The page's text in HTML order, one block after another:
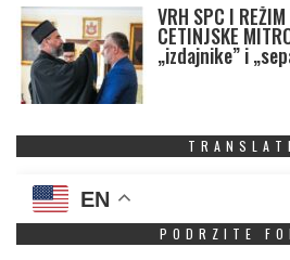
VRH SPC I
CETINJSKE
„izdajnike” i
EN
PODRZITE